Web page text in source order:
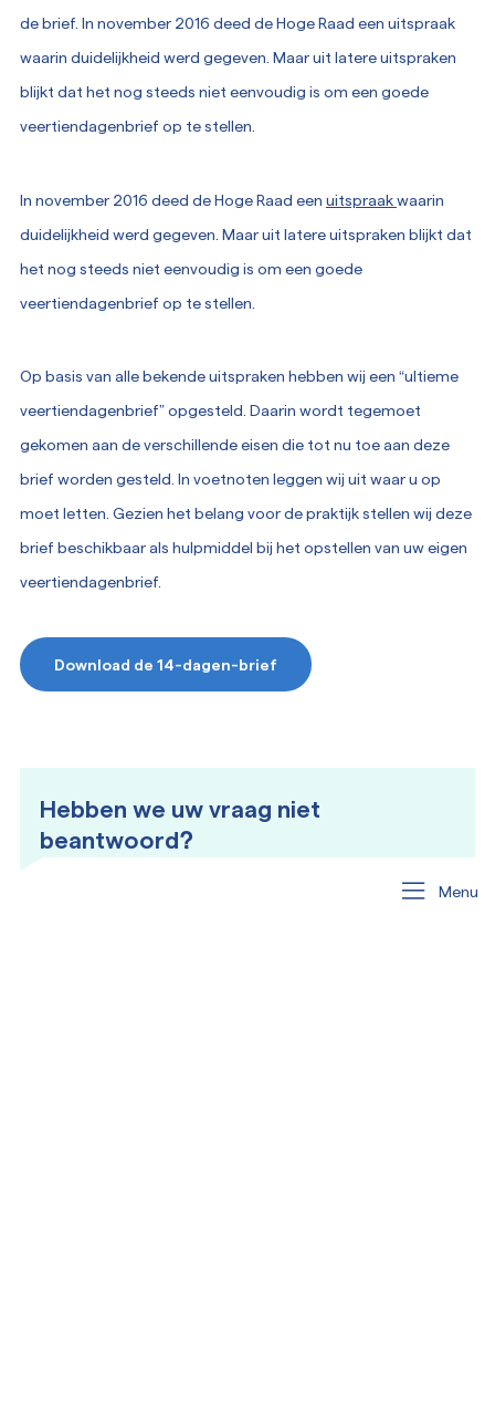
Menu
de brief. In november 2016 deed de Hoge Raad een uitspraak
waarin duidelijkheid werd gegeven. Maar uit latere uitspraken
blijkt dat het nog steeds niet eenvoudig is om een goede
veertiendagenbrief op te stellen.
In november 2016 deed de Hoge Raad een uitspraakwaarin
duidelijkheid werd gegeven. Maar uit latere uitspraken blijkt dat
het nog steeds niet eenvoudig is om een goede
veertiendagenbrief op te stellen.
Op basis van alle bekende uitspraken hebben wij een “ultieme
veertiendagenbrief” opgesteld. Daarin wordt tegemoet
gekomen aan de verschillende eisen die tot nu toe aan deze
brief worden gesteld. In voetnoten leggen wij uit waar u op
moet letten. Gezien het belang voor de praktijk stellen wij deze
brief beschikbaar als hulpmiddel bij het opstellen van uw eigen
veertiendagenbrief.
Download de 14-dagen-brief
Hebben we uw vraag niet
beantwoord?